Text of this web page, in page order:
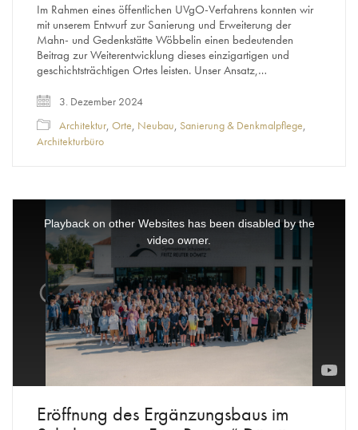
Im Rahmen eines öffentlichen UVgO-Verfahrens konnten wir
mit unserem Entwurf zur Sanierung und Erweiterung der
Mahn- und Gedenkstätte Wöbbelin einen bedeutenden
Beitrag zur Weiterentwicklung dieses einzigartigen und
geschichtsträchtigen Ortes leisten. Unser Ansatz,…
3. Dezember 2024
Architektur, Orte, Neubau, Sanierung & Denkmalpflege,
Architekturbüro
This
Playback on other Websites has been disabled by the
video owner.
Eröffnung des Ergänzungsbaus im